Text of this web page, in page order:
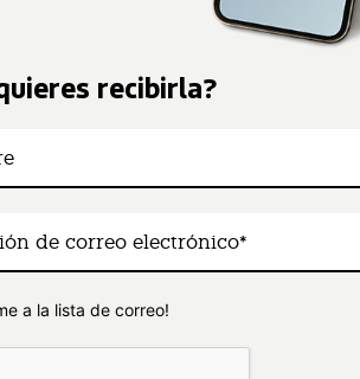
recibirla?
a la lista de correo!